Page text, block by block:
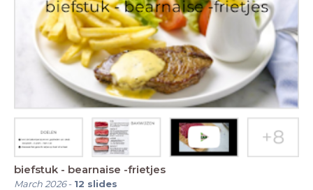
biefstuk - bearnaise -frietjes
March 2026- 12 slides